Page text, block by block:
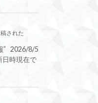
された
” 2026/8/5
日時現在で